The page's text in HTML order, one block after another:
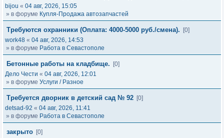
bijou « 04 авг, 2026, 15:05
» в форуме Купля-Продажа автозапчастей
Требуются охранники (Оплата: 4000-5000 руб./смена).
[0]
work48 « 04 авг, 2026, 14:53
» в форуме Работа в Севастополе
Бетонные работы на кладбище.
[0]
Дело Чести « 04 авг, 2026, 12:01
» в форуме Услуги / Разное
Требуется дворник в детский сад № 92 [0]
detsad-92 « 04 авг, 2026, 11:41
» в форуме Работа в Севастополе
закрыто [0]